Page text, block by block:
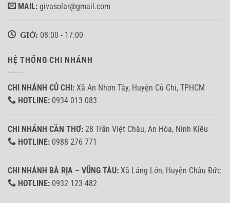
MAIL: givasolar@gmail.com
GIỜ: 08:00 - 17:00
HỆ THỐNG CHI NHÁNH
CHI NHÁNH CỦ CHI: Xã An Nhơn Tây, Huyện Củ Chi, TPHCM
HOTLINE: 0934 013 083
CHI NHÁNH CẦN THƠ: 28 Trần Việt Châu, An Hòa, Ninh Kiều
HOTLINE: 0988 276 771
CHI NHÁNH BÀ RỊA – VŨNG TÀU: Xã Láng Lớn, Huyện Châu Đức
HOTLINE: 0932 123 482